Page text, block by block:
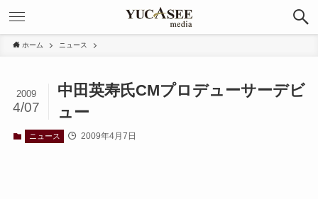
ホーム ニュース
中田英寿氏CMプロデューサーデビ
ュー
2009
4/07
ニュース 2009年4月7日